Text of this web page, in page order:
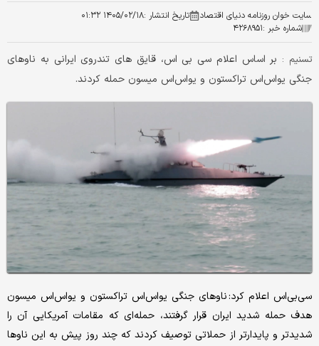
سایت خوان روزنامه دنیای اقتصاد تاریخ انتشار :۱۴۰۵/۰۲/۱۸ ۰۱:۳۲
شماره خبر :۴۲۶۸۹۵۱
تسنیم : بر اساس اعلام سی بی اس، قایق های تندروی ایرانی به ناوهای
جنگی یو‌اس‌اس تراکستون و یو‌اس‌اس میسون حمله کردند.
سی‌بی‌اس اعلام کرد: ناوهای جنگی یو‌اس‌اس تراکستون و یو‌اس‌اس میسون
هدف حمله شدید ایران قرار گرفتند، حمله‌ای که مقامات آمریکایی آن را
شدیدتر و پایدارتر از حملاتی توصیف کردند که چند روز پیش به این ناوها